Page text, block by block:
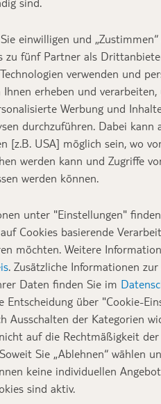
einwilligen und „Zustimmen“
zu fünf Partner als
verwenden und
Ihnen erheben und
Werbung und
durchzuführen. Dabei kann
[z.B. USA] möglich sein, wo
werden kann und Zugriffe
werden können.
unter "Einstellungen"
Cookies basierende
möchten. Weitere
. Zusätzliche Informationen
Daten finden Sie im
Entscheidung über "Cookie-
Ausschalten der Kategorien
auf die Rechtmäßigkeit
Sie „Ablehnen“ wählen
keine individuellen
sind aktiv.